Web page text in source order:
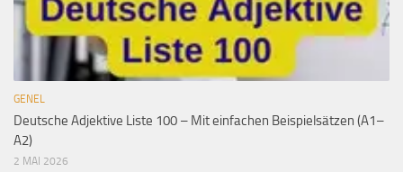
GENEL
Deutsche Adjektive Liste 100 – Mit einfachen Beispielsätzen (A1–
A2)
2 MAI 2026